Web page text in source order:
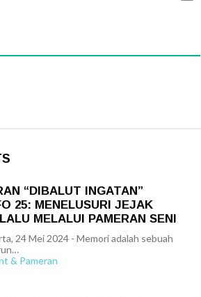
“DIBALUT INGATAN”
25: MENELUSURI JEJAK
MELALUI PAMERAN SENI
24 Mei 2024 - Memori adalah sebuah
& Pameran